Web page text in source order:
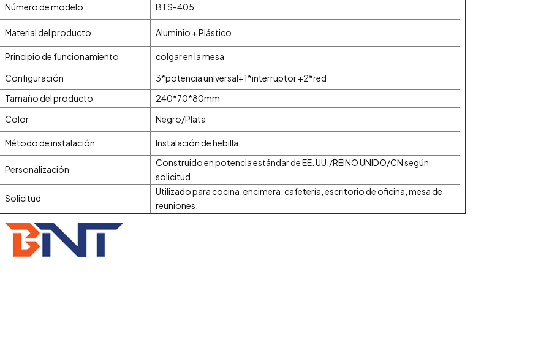
Número de modelo BTS-405
Material del producto Aluminio + Plástico
Principio de funcionamiento
colgar en la mesa
Configuración
3*potencia universal+1*interruptor +2*red
Tamaño del producto
240*70*80mm
Color
Negro/Plata
Método de instalación Instalación de hebilla
Personalización
Construido en potencia estándar de EE. UU./REINO UNIDO/CN según
solicitud
Solicitud
Utilizado para cocina, encimera, cafetería, escritorio de oficina, mesa de
reuniones.